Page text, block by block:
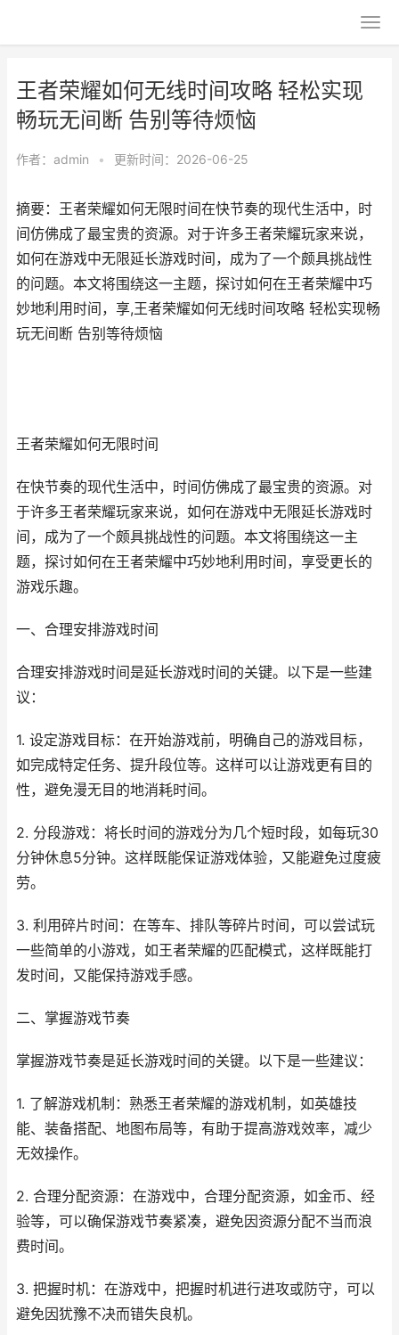
王者荣耀如何无线时间攻略 轻松实现
畅玩无间断 告别等待烦恼
作者： admin • 更新时间：2026-06-25
摘要：王者荣耀如何无限时间在快节奏的现代生活中，时
间仿佛成了最宝贵的资源。对于许多王者荣耀玩家来说，
如何在游戏中无限延长游戏时间，成为了一个颇具挑战性
的问题。本文将围绕这一主题，探讨如何在王者荣耀中巧
妙地利用时间，享,王者荣耀如何无线时间攻略 轻松实现畅
玩无间断 告别等待烦恼
王者荣耀如何无限时间
在快节奏的现代生活中，时间仿佛成了最宝贵的资源。对
于许多王者荣耀玩家来说，如何在游戏中无限延长游戏时
间，成为了一个颇具挑战性的问题。本文将围绕这一主
题，探讨如何在王者荣耀中巧妙地利用时间，享受更长的
游戏乐趣。
一、合理安排游戏时间
合理安排游戏时间是延长游戏时间的关键。以下是一些建
议：
1. 设定游戏目标：在开始游戏前，明确自己的游戏目标，
如完成特定任务、提升段位等。这样可以让游戏更有目的
性，避免漫无目的地消耗时间。
2. 分段游戏：将长时间的游戏分为几个短时段，如每玩30
分钟休息5分钟。这样既能保证游戏体验，又能避免过度疲
劳。
3. 利用碎片时间：在等车、排队等碎片时间，可以尝试玩
一些简单的小游戏，如王者荣耀的匹配模式，这样既能打
发时间，又能保持游戏手感。
二、掌握游戏节奏
掌握游戏节奏是延长游戏时间的关键。以下是一些建议：
1. 了解游戏机制：熟悉王者荣耀的游戏机制，如英雄技
能、装备搭配、地图布局等，有助于提高游戏效率，减少
无效操作。
2. 合理分配资源：在游戏中，合理分配资源，如金币、经
验等，可以确保游戏节奏紧凑，避免因资源分配不当而浪
费时间。
3. 把握时机：在游戏中，把握时机进行进攻或防守，可以
避免因犹豫不决而错失良机。